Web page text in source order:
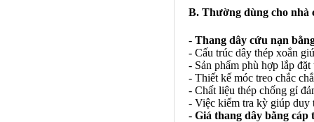
B. Thường dùng cho nhà
- Thang dây cứu nạn
- Cấu trúc dây thép xoắn
- Sản phẩm phù hợp lắp
- Thiết kế móc treo chắc
- Chất liệu thép chống gỉ
- Việc kiểm tra kỳ giúp duy
- Giá thang dây bằng cáp